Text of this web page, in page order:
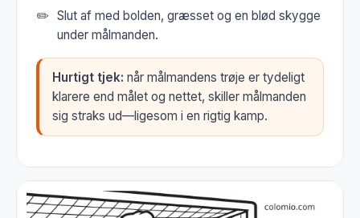
Slut af med bolden, græsset og en blød skygge
under målmanden.
Hurtigt tjek: når målmandens trøje er tydeligt
klarere end målet og nettet, skiller målmanden
sig straks ud—ligesom i en rigtig kamp.